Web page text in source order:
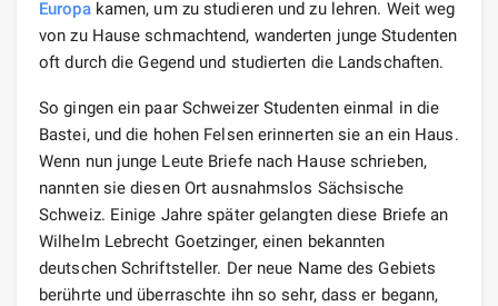
Europakamen, um zu studieren und zu lehren. Weit weg
von zu Hause schmachtend, wanderten junge Studenten
oft durch die Gegend und studierten die Landschaften.
So gingen ein paar Schweizer Studenten einmal in die
Bastei, und die hohen Felsen erinnerten sie an ein Haus.
Wenn nun junge Leute Briefe nach Hause schrieben,
nannten sie diesen Ort ausnahmslos Sächsische
Schweiz. Einige Jahre später gelangten diese Briefe an
Wilhelm Lebrecht Goetzinger, einen bekannten
deutschen Schriftsteller. Der neue Name des Gebiets
berührte und überraschte ihn so sehr, dass er begann,